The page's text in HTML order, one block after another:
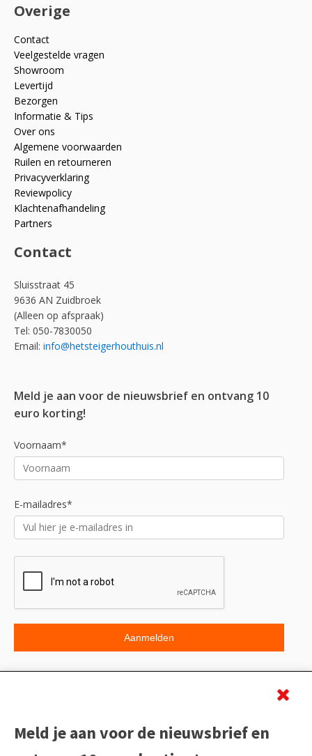
Overige
Contact
Veelgestelde vragen
Showroom
Levertijd
Bezorgen
Informatie & Tips
Over ons
Algemene voorwaarden
Ruilen en retourneren
Privacyverklaring
Reviewpolicy
Klachtenafhandeling
Partners
Contact
Sluisstraat 45
9636 AN Zuidbroek
(Alleen op afspraak)
Tel: 050-7830050
Email: info@hetsteigerhouthuis.nl
Meld je aan voor de nieuwsbrief en ontvang 10
euro korting!
Voornaam*
E-mailadres*
Meld je aan voor de nieuwsbrief en